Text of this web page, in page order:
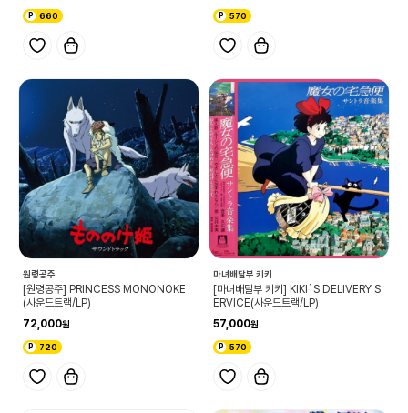
660 570
원령공주
[원령공주] PRINCESS MONONOKE
(사운드트랙/LP)
72,000
720
마녀배달부 키키
[마녀배달부 키키] KIKI`S DELIVERY S
ERVICE(사운드트랙/LP)
57,000
570